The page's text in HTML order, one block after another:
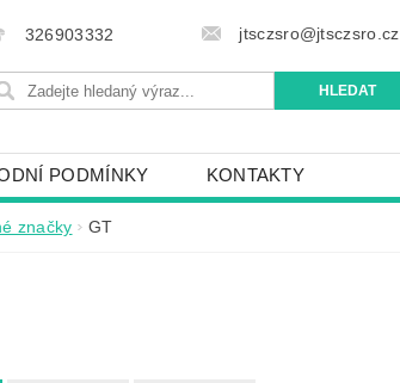
326903332 jtsczsro@jtsczsro.cz
PODMÍNKY KONTAKTY
značky GT